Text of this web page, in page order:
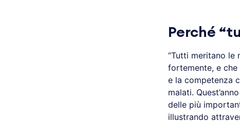
Perché
“Tutti meritano le
fortemente, e che
e la competenza
malati.
delle più
illustrando